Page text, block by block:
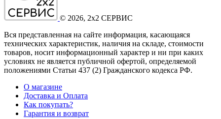
© 2026, 2x2 СЕРВИС
Вся представленная на сайте информация, касающаяся
технических характеристик, наличия на складе, стоимости
товаров, носит информационный характер и ни при каких
условиях не является публичной офертой, определяемой
положениями Статьи 437 (2) Гражданского кодекса РФ.
О магазине
Доставка и Оплата
Как покупать?
Гарантия и возврат